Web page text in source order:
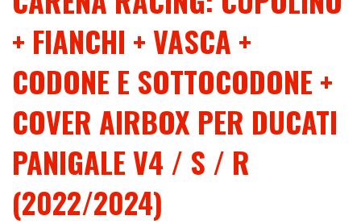
+ FIANCHI + VASCA +
CODONE E SOTTOCODONE +
COVER AIRBOX PER DUCATI
PANIGALE V4 / S / R
(2022/2024)